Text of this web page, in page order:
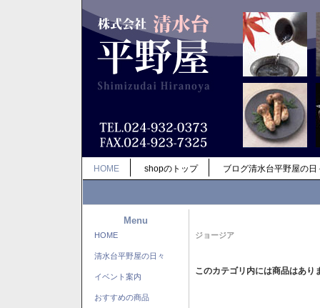
HOME shopのトップ ブログ清水台平野屋の日
Menu
HOME
清水台平野屋の日々
イベント案内
おすすめの商品
ジョージア
このカテゴリ内には商品はあり